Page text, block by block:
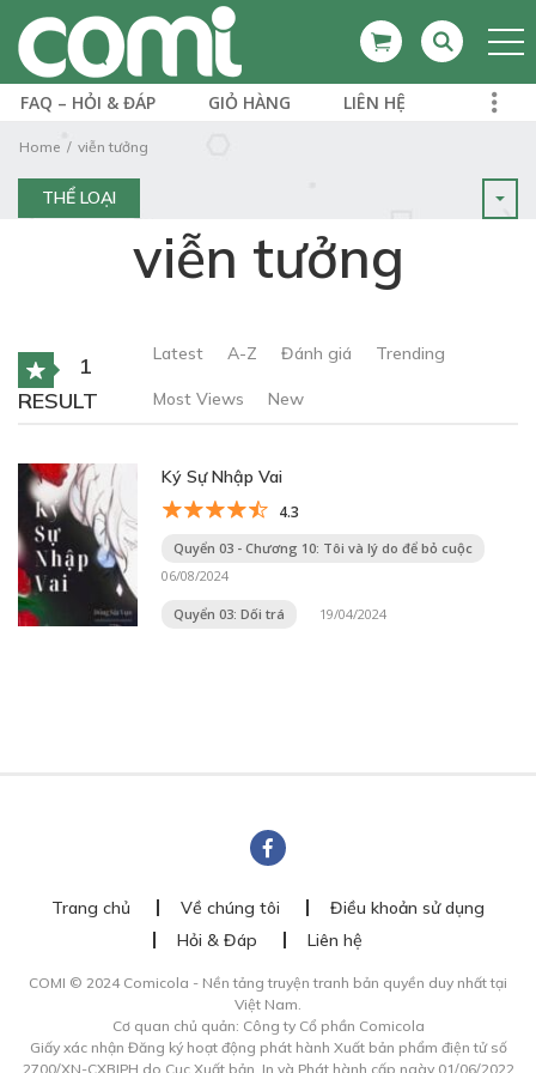
FAQ – HỎI & ĐÁP GIỎ HÀNG LIÊN HỆ
Home viễn tưởng
THỂ LOẠI
viễn tưởng
1
RESULT
Latest A-Z Đánh giá Trending
Most Views New
Ký Sự Nhập Vai
4.3
Quyển 03 - Chương 10: Tôi và lý do để bỏ cuộc
06/08/2024
Quyển 03: Dối trá 19/04/2024
Trang chủ Về chúng tôi
Điều khoản sử dụng
Hỏi & Đáp
Liên hệ
COMI © 2024 Comicola - Nền tảng truyện tranh bản quyền duy nhất tại
Việt Nam.
Cơ quan chủ quản: Công ty Cổ phần Comicola
Giấy xác nhận Đăng ký hoạt động phát hành Xuất bản phẩm điện tử số
2700/XN-CXBIPH do Cục Xuất bản, In và Phát hành cấp ngày 01/06/2022